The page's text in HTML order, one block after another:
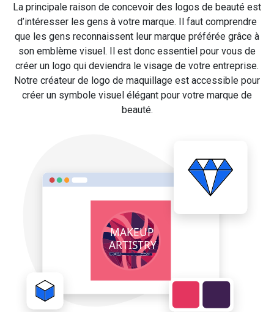
La principale raison de concevoir des logos de beauté est
d’intéresser les gens à votre marque. Il faut comprendre
que les gens reconnaissent leur marque préférée grâce à
son emblème visuel. Il est donc essentiel pour vous de
créer un logo qui deviendra le visage de votre entreprise.
Notre créateur de logo de maquillage est accessible pour
créer un symbole visuel élégant pour votre marque de
beauté.